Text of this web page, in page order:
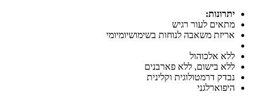
יתרונות:
מתאים לעור רגיש
אריזת משאבה לנוחות בשימושיומיומי
ללא אלכוהול
ללא בישום, ללא פארבנים
נבדק דרמטולוגית וקלינית
היפוארלגני